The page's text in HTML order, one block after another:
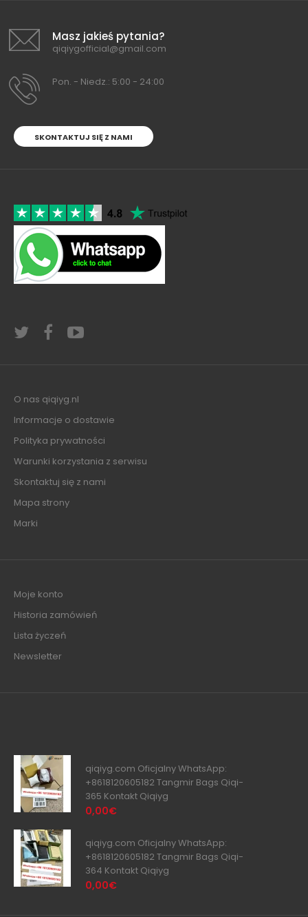
Masz jakieś pytania?
qiqiygofficial@gmail.com
Pon. - Niedz.: 5:00 - 24:00
SKONTAKTUJ SIĘ Z NAMI
O nas qiqiyg.nl
Informacje o dostawie
Polityka prywatności
Warunki korzystania z serwisu
Skontaktuj się z nami
Mapa strony
Marki
Moje konto
Historia zamówień
Lista życzeń
Newsletter
qiqiyg.com Oficjalny WhatsApp:
+8618120605182 Tangmir Bags Qiqi-
365 Kontakt Qiqiyg
0,00€
qiqiyg.com Oficjalny WhatsApp:
+8618120605182 Tangmir Bags Qiqi-
364 Kontakt Qiqiyg
0,00€